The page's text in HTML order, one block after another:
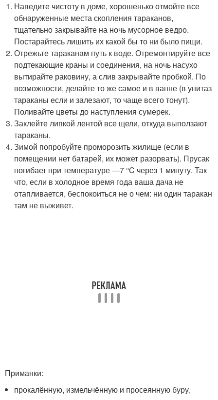
Наведите чистоту в доме, хорошенько отмойте все
обнаруженные места скопления тараканов,
тщательно закрывайте на ночь мусорное ведро.
Постарайтесь лишить их какой бы то ни было пищи.
Отрежьте тараканам путь к воде. Отремонтируйте все
подтекающие краны и соединения, на ночь насухо
вытирайте раковину, а слив закрывайте пробкой. По
возможности, делайте то же самое и в ванне (в унитаз
тараканы если и залезают, то чаще всего тонут).
Поливайте цветы до наступления сумерек.
Заклейте липкой лентой все щели, откуда выползают
тараканы.
Зимой попробуйте проморозить жилище (если в
помещении нет батарей, их может разорвать). Прусак
погибает при температуре —7 °C через 1 минуту. Так
что, если в холодное время года ваша дача не
отапливается, беспокоиться не о чем: ни один таракан
там не выживет.
Приманки:
прокалённую, измельчённую и просеянную буру,